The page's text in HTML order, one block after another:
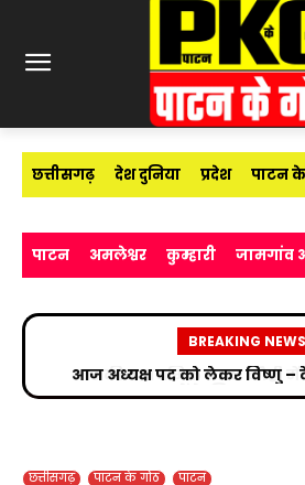
छत्तीसगढ़ देश दुनिया प्रदेश पाटन
पाटन अमलेश्वर कुम्हारी जामगांव
BREAKING NEWS
शासकीय प्राथमिक शाला कौही में
बच्चों के शिक्षा गुणवत्ता
छत्तीसगढ़ पाटन के गोठ पाटन